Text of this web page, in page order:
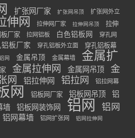
扩张网厂家 扩张网吊顶
扩张网外立
伸网 拉伸网厂家 拉伸网吊顶
拉伸
厂家 拉网铝板 白色铝板网
穿孔网
铝板厂家 穿孔铝板外立面
穿孔铝板幕
网 金属吊顶 金属幕墙
金属扩
金属拉伸网 金属网吊顶
金
网 铝拉伸网 铝拉网
铝拉网幕
网 铝板网厂家 铝板网吊顶
铝
墙 铝板网装饰网 铝网
铝网
铝网幕墙 铝网扩张网 铝网拉伸网